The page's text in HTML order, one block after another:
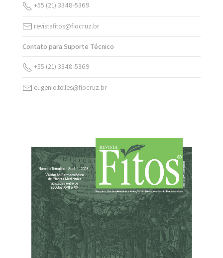
+55 (21) 3348-5369
revistafitos@fiocruz.br
Contato para Suporte Técnico
+55 (21) 3348-5369
eugenio.telles@fiocruz.br